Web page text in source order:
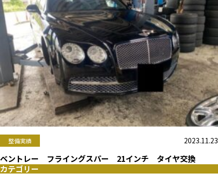
整備実績 2023.11.23
ベントレー フライングスパー 21インチ タイヤ交換
カテゴリー